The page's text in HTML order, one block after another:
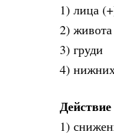
1) лица
2) живота
3) груди
4)
1)